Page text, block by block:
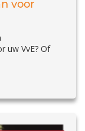
voor
uw VvE? Of